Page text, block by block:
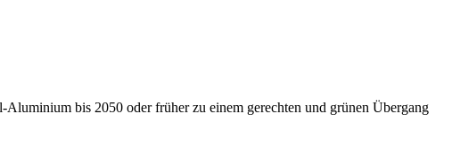
bis 2050 oder früher zu einem gerechten und grünen Übergang